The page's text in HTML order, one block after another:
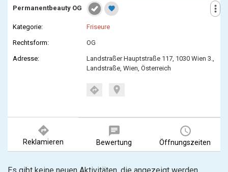
more_vert
Permanentbeauty OG favorite
Kategorie: Friseure
Rechtsform: OG
Adresse:
Landstraßer Hauptstraße 117, 1030 Wien 3.,
Landstraße, Wien, Österreich
directions location_on
directions
Reklamieren
chat
Bewertung
query_builder
Öffnungszeiten